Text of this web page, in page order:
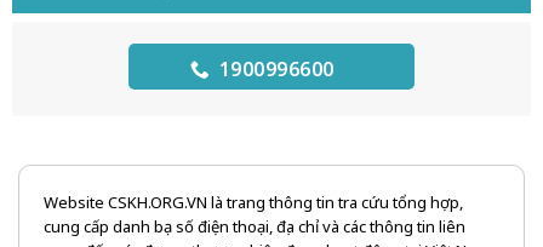
1900996600
Website CSKH.ORG.VN là trang thông tin tra cứu tổng hợp,
cung cấp danh bạ số điện thoại, địa chỉ và các thông tin liên